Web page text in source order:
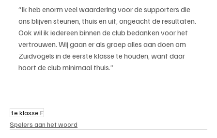
“Ik heb enorm veel waardering voor de supporters die
ons blijven steunen, thuis en uit, ongeacht de resultaten.
Ook wil ik iedereen binnen de club bedanken voor het
vertrouwen. Wij gaan er als groep alles aan doen om
Zuidvogels in de eerste klasse te houden, want daar
hoort de club minimaal thuis.”
1e klasse F
Spelers aan het woord